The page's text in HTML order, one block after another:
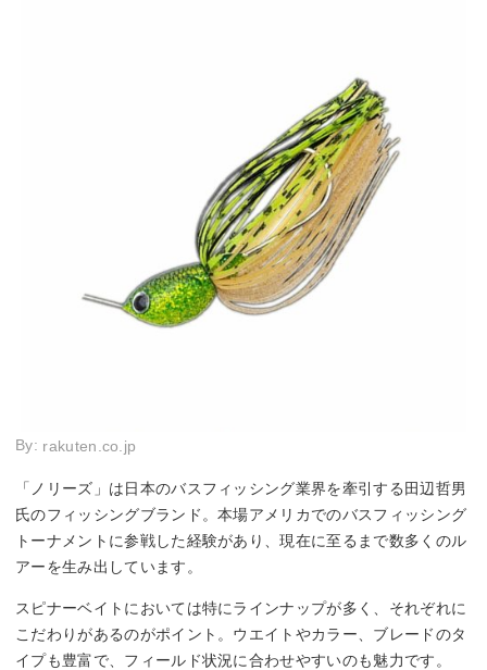
By: rakuten.co.jp
「ノリーズ」は日本のバスフィッシング業界を牽引する田辺哲男
氏のフィッシングブランド。本場アメリカでのバスフィッシング
トーナメントに参戦した経験があり、現在に至るまで数多くのル
アーを生み出しています。
スピナーベイトにおいては特にラインナップが多く、それぞれに
こだわりがあるのがポイント。ウエイトやカラー、ブレードのタ
イプも豊富で、フィールド状況に合わせやすいのも魅力です。